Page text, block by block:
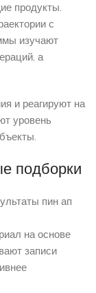
продукты.
с
изучают
а
и реагируют на
уровень
подборки
пин ап
на основе
записи